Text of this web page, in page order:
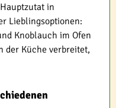
in
Lieblingsoptionen:
Knoblauch im Ofen
der Küche verbreitet,